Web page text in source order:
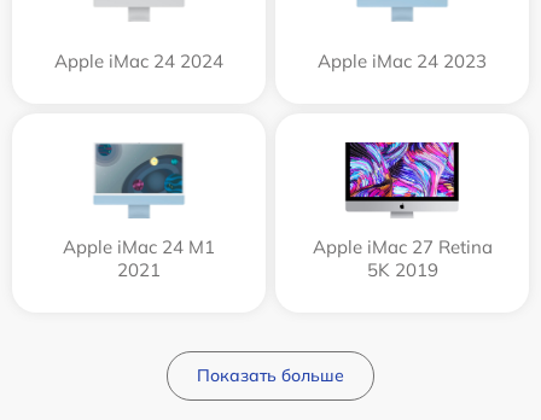
Apple iMac 24 2024 Apple iMac 24 2023
Apple iMac 24 M1
2021
Apple iMac 27 Retina
5K 2019
Показать больше